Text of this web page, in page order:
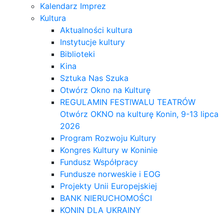
Kalendarz Imprez
Kultura
Aktualności kultura
Instytucje kultury
Biblioteki
Kina
Sztuka Nas Szuka
Otwórz Okno na Kulturę
REGULAMIN FESTIWALU TEATRÓW
Otwórz OKNO na kulturę Konin, 9-13 lipca
2026
Program Rozwoju Kultury
Kongres Kultury w Koninie
Fundusz Współpracy
Fundusze norweskie i EOG
Projekty Unii Europejskiej
BANK NIERUCHOMOŚCI
KONIN DLA UKRAINY